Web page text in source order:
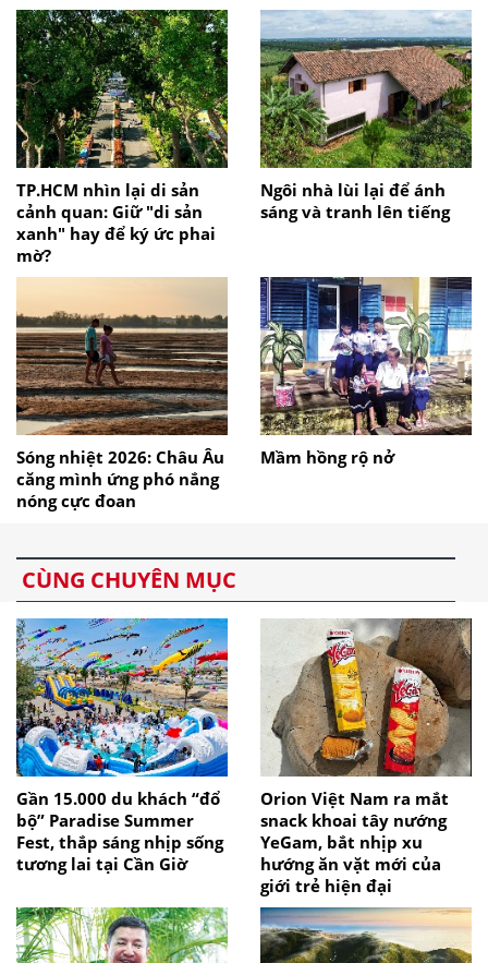
TP.HCM nhìn lại di sản
cảnh quan: Giữ "di sản
xanh" hay để ký ức phai
mờ?
Ngôi nhà lùi lại để ánh
sáng và tranh lên tiếng
Sóng nhiệt 2026: Châu Âu
căng mình ứng phó nắng
nóng cực đoan
Mầm hồng rộ nở
CÙNG CHUYÊN MỤC
Gần 15.000 du khách “đổ
bộ” Paradise Summer
Fest, thắp sáng nhịp sống
tương lai tại Cần Giờ
Orion Việt Nam ra mắt
snack khoai tây nướng
YeGam, bắt nhịp xu
hướng ăn vặt mới của
giới trẻ hiện đại